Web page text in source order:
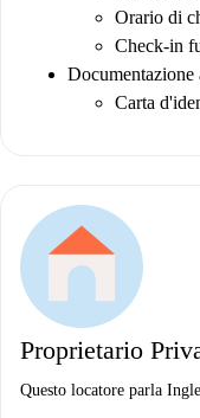
Orario di
Check-in
Documentazione
Carta
Proprietario
Questo locatore parla